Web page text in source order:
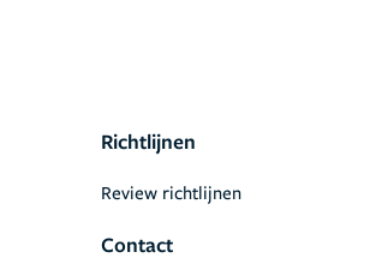
Richtlijnen
Review richtlijnen
Contact